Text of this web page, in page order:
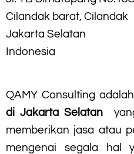
Cilandak barat, Cilandak
Jakarta Selatan
Indonesia
QAMY Consulting adalah
di Jakarta Selatan
memberikan jasa atau
mengenai segala hal